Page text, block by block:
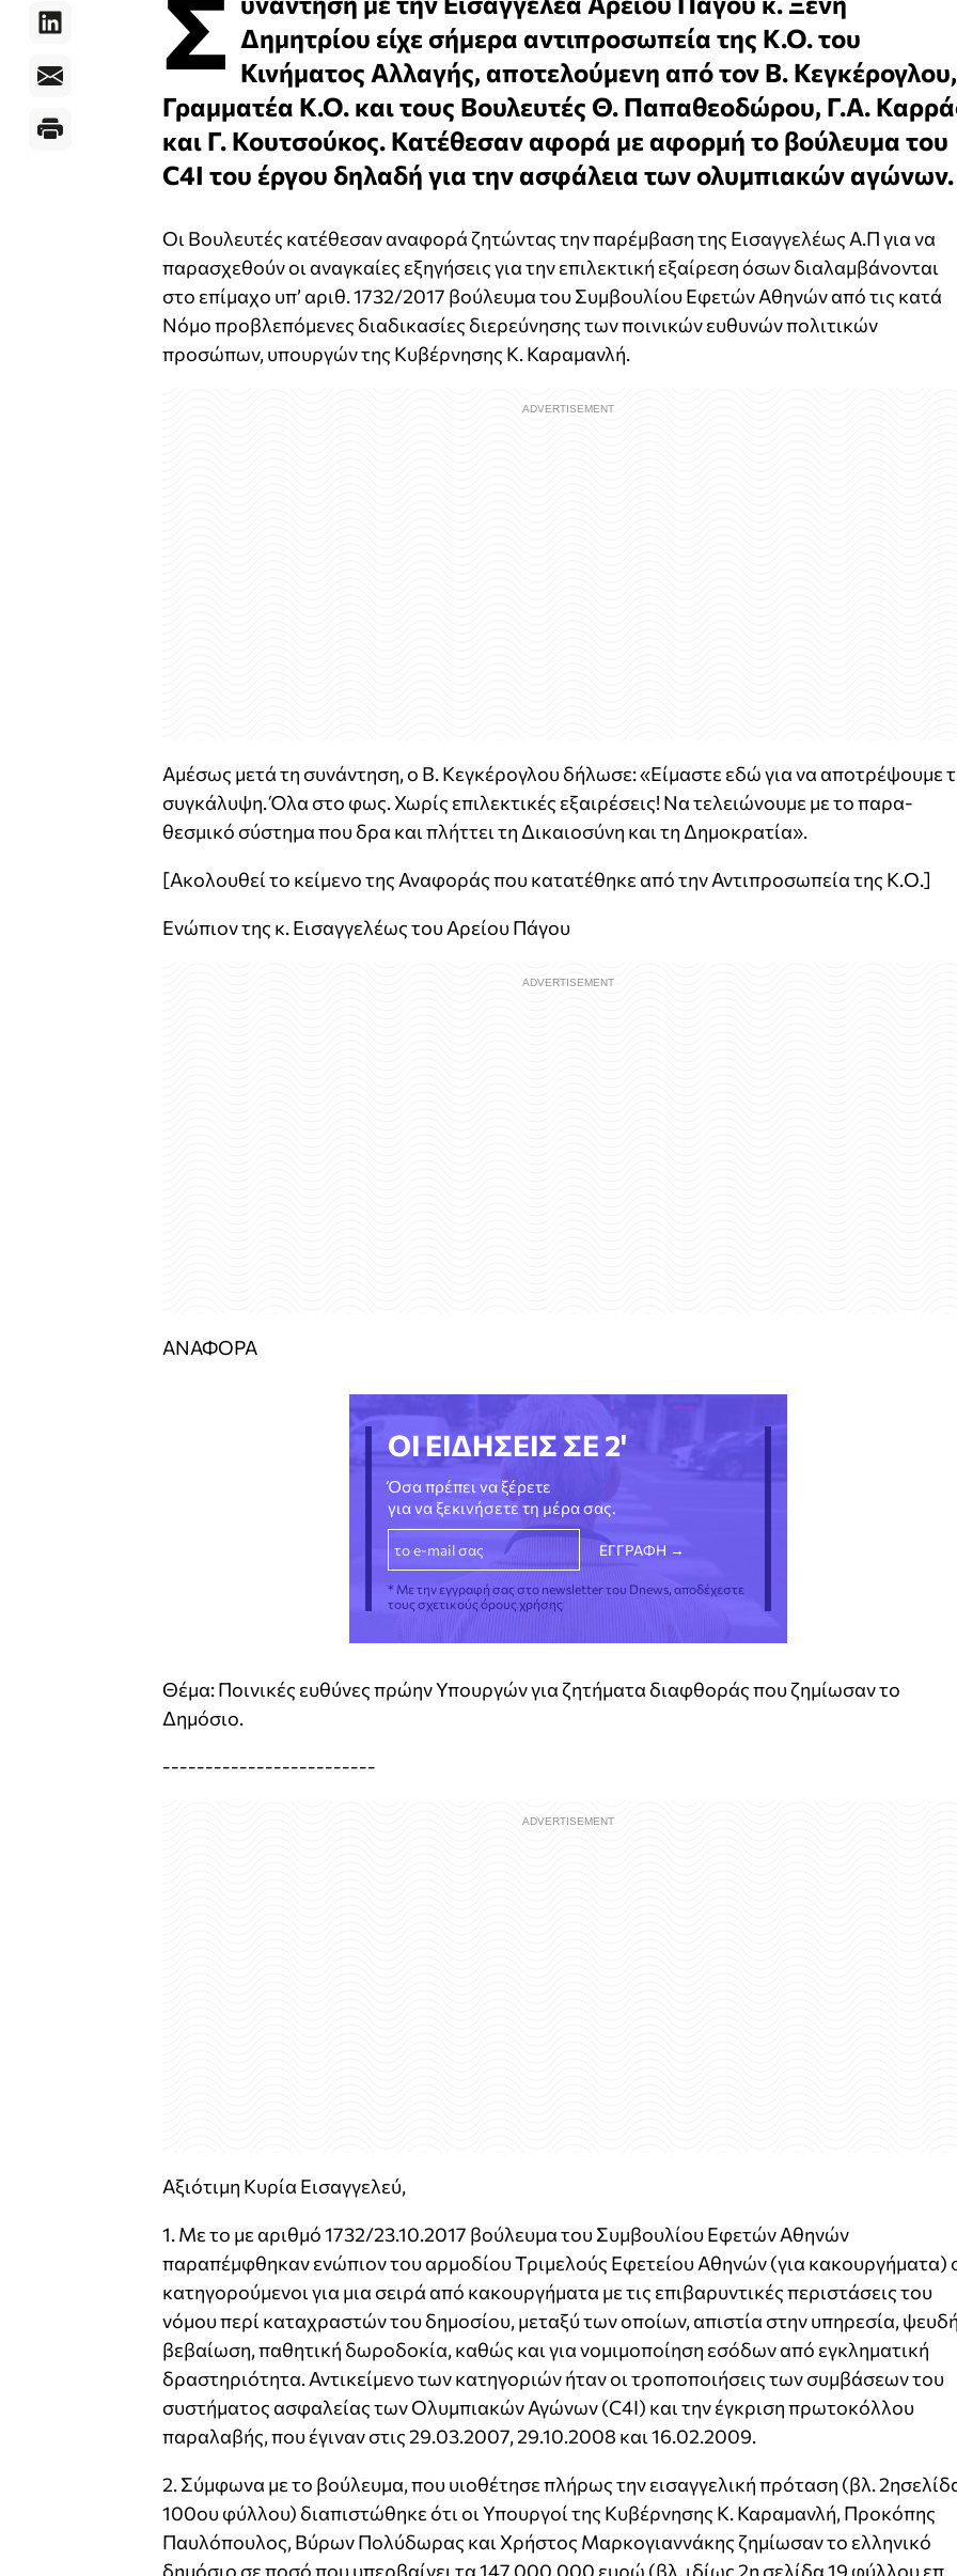
Σ Δημητρίου είχε σήμερα αντιπροσωπεία της Κ.Ο. του
Κινήματος Αλλαγής, αποτελούμενη από τον Β. Κεγκέρογλου,
Γραμματέα Κ.Ο. και τους Βουλευτές Θ. Παπαθεοδώρου, Γ.Α.
και Γ. Κουτσούκος. Κατέθεσαν αφορά με αφορμή το βούλευμα του
C4I του έργου δηλαδή για την ασφάλεια των ολυμπιακών αγώνων.
Οι Βουλευτές κατέθεσαν αναφορά ζητώντας την παρέμβαση της Εισαγγελέως Α.Π για να
παρασχεθούν οι αναγκαίες εξηγήσεις για την επιλεκτική εξαίρεση όσων διαλαμβάνονται
στο επίμαχο υπ’ αριθ. 1732/2017 βούλευμα του Συμβουλίου Εφετών Αθηνών από τις κατά
Νόμο προβλεπόμενες διαδικασίες διερεύνησης των ποινικών ευθυνών πολιτικών
προσώπων, υπουργών της Κυβέρνησης Κ. Καραμανλή.
Αμέσως μετά τη συνάντηση, ο Β. Κεγκέρογλου δήλωσε: «Είμαστε εδώ για να αποτρέψουμε
συγκάλυψη. Όλα στο φως. Χωρίς επιλεκτικές εξαιρέσεις! Να τελειώνουμε με το παρα-
θεσμικό σύστημα που δρα και πλήττει τη Δικαιοσύνη και τη Δημοκρατία».
[Ακολουθεί το κείμενο της Αναφοράς που κατατέθηκε από την Αντιπροσωπεία της Κ.Ο.]
Ενώπιον της κ. Εισαγγελέως του Αρείου Πάγου
ΑΝΑΦΟΡΑ
ΟΙ ΕΙΔΗΣΕΙΣ ΣΕ 2'
Όσα πρέπει να ξέρετε
για να ξεκινήσετε τη μέρα σας.
* Με την εγγραφή σας στο newsletter του Dnews, αποδέχεστε
τους σχετικούς όρους χρήσης
Θέμα: Ποινικές ευθύνες πρώην Υπουργών για ζητήματα διαφθοράς που ζημίωσαν το
Δημόσιο.
-------------------------
Αξιότιμη Κυρία Εισαγγελεύ,
1. Με το με αριθμό 1732/23.10.2017 βούλευμα του Συμβουλίου Εφετών Αθηνών
παραπέμφθηκαν ενώπιον του αρμοδίου Τριμελούς Εφετείου Αθηνών (για κακουργήματα)
κατηγορούμενοι για μια σειρά από κακουργήματα με τις επιβαρυντικές περιστάσεις του
νόμου περί καταχραστών του δημοσίου, μεταξύ των οποίων, απιστία στην υπηρεσία,
βεβαίωση, παθητική δωροδοκία, καθώς και για νομιμοποίηση εσόδων από εγκληματική
δραστηριότητα. Αντικείμενο των κατηγοριών ήταν οι τροποποιήσεις των συμβάσεων του
συστήματος ασφαλείας των Ολυμπιακών Αγώνων (C4I) και την έγκριση πρωτοκόλλου
παραλαβής, που έγιναν στις 29.03.2007, 29.10.2008 και 16.02.2009.
2. Σύμφωνα με το βούλευμα, που υιοθέτησε πλήρως την εισαγγελική πρόταση (βλ.
100ου φύλλου) διαπιστώθηκε ότι οι Υπουργοί της Κυβέρνησης Κ. Καραμανλή, Προκόπης
Παυλόπουλος, Βύρων Πολύδωρας και Χρήστος Μαρκογιαννάκης ζημίωσαν το ελληνικό
δημόσιο σε ποσό που υπερβαίνει τα 147.000.000 ευρώ (βλ. ιδίως 2η σελίδα 19 φύλλου επ.